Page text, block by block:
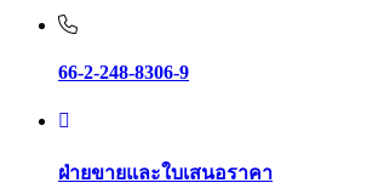
66-2-248-8306-9
ฝ่ายขายและใบเสนอราคา